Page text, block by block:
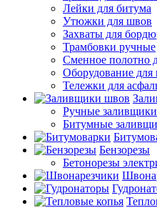
Лейки для битума
Утюжки для швов
Захваты для
Трамбовки ручные
Сменное полотно
Оборудование для
Тележки для
Ручные
Битумные
Бензорезы
Бетонорезы